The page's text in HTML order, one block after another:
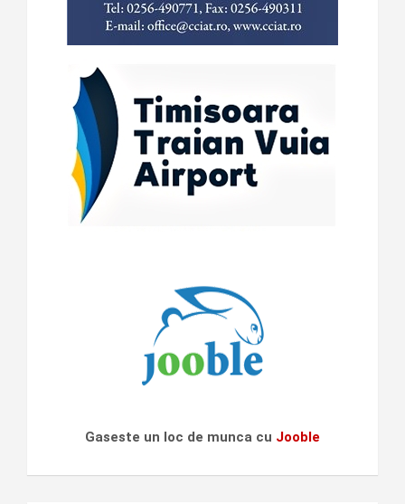
Gaseste un loc de munca cu Jooble